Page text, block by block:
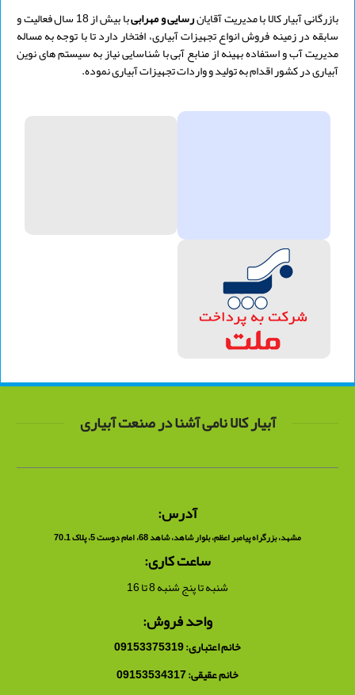
بازرگانی آبیار کالا با مدیریتآقایانرسایی ومهرابی با بیش از 18 سال فعالیت و
سابقه در زمینه فروش انواع تجهیزات آبیاری، افتخار دارد تا با توجه به مساله
مدیریت آب و استفاده بهینه از منابع آبی با شناسایی نیاز به سیستم های نوین
آبیاری در کشور اقدام به تولید و واردات تجهیزات آبیاری نموده.
آبیار کالا نامی آشنا در صنعت آبیاری
آدرس:
مشهد، بزرگراه پیامبر اعظم، بلوار شاهد، شاهد 68، امام دوست 5، پلاک 70.1
ساعت کاری:
شنبه تا پنج شنبه 8 تا 16
واحد فروش:
خانم اعتباری: 09153375319
خانم عقیقی: 09153534317